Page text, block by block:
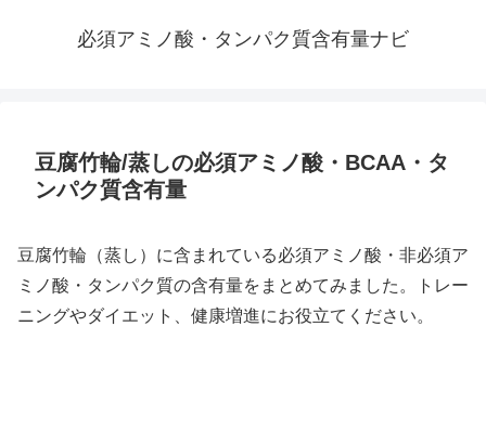
必須アミノ酸・タンパク質含有量ナビ
豆腐竹輪/蒸しの必須アミノ酸・BCAA・タ
ンパク質含有量
豆腐竹輪（蒸し）に含まれている必須アミノ酸・非必須ア
ミノ酸・タンパク質の含有量をまとめてみました。トレー
ニングやダイエット、健康増進にお役立てください。